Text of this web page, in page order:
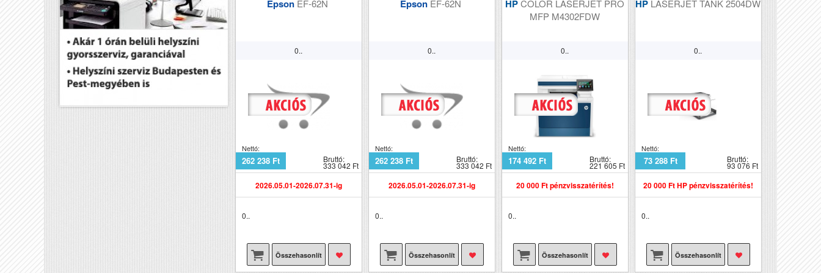
Epson EF-62N
0..
Nettó:
262 238 Ft Bruttó:
333 042 Ft
2026.05.01-2026.07.31-ig
0..
Összehasonlít
Epson EF-62N
0..
Nettó:
262 238 Ft Bruttó:
333 042 Ft
2026.05.01-2026.07.31-ig
0..
Összehasonlít
HPCOLOR LASERJET PRO
MFP M4302FDW
0..
Nettó:
174 492 Ft Bruttó:
221 605 Ft
20 000 Ft pénzvisszatérítés!
0..
Összehasonlít
HP LASERJET TANK 2504DW
0..
Nettó:
73 288 Ft Bruttó:
93 076 Ft
20 000 Ft HP pénzvisszatérítés!
0..
Összehasonlít